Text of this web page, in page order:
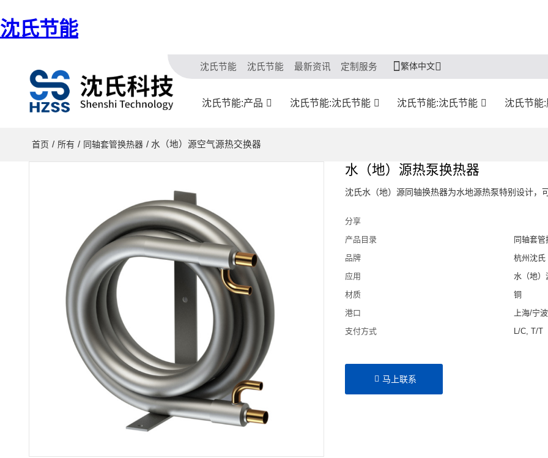
沈氏节能
沈氏节能 沈氏节能 最新资讯 定制服务 繁体中文
沈氏节能:产品 沈氏节能:沈氏节能 沈氏节能:沈氏节能 沈氏节能
首页 / 所有 / 同轴套管换热器 / 水（地）源空气源热交换器
水（地）源热泵换热器
沈氏水（地）源同轴换热器为水地源热泵特别设计，
分享
产品目录
同轴套管
品牌
杭州沈氏
应用
水（地）
材质
铜
港口
上海/宁波
支付方式
L/C, T/T
马上联系